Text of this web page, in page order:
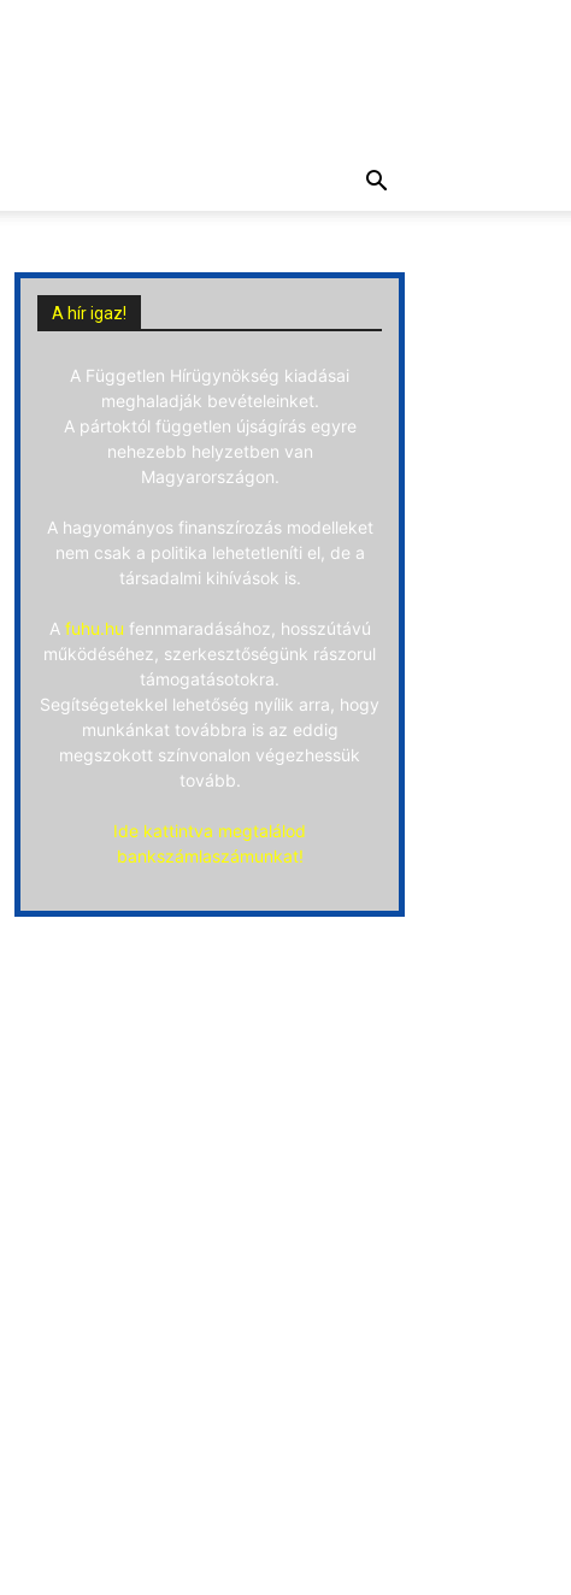
A hír igaz!
A Független Hírügynökség kiadásai
meghaladják bevételeinket.
A pártoktól független újságírás egyre
nehezebb helyzetben van
Magyarországon.
A hagyományos finanszírozás modelleket
nem csak a politika lehetetleníti el, de a
társadalmi kihívások is.
A fuhu.hu fennmaradásához, hosszútávú
működéséhez, szerkesztőségünk rászorul
támogatásotokra.
Segítségetekkel lehetőség nyílik arra, hogy
munkánkat továbbra is az eddig
megszokott színvonalon végezhessük
tovább.
Ide kattintva megtalálod
bankszámlaszámunkat!